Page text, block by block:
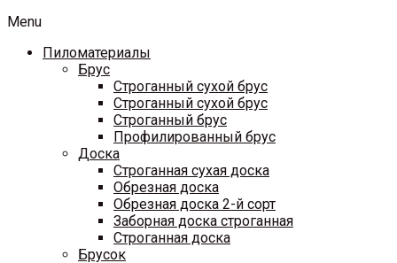
Menu
Пиломатериалы
Брус
Строганный сухой брус
Строганный сухой брус
Строганный брус
Профилированный брус
Доска
Строганная сухая доска
Обрезная доска
Обрезная доска 2-й сорт
Заборная доска строганная
Строганная доска
Брусок